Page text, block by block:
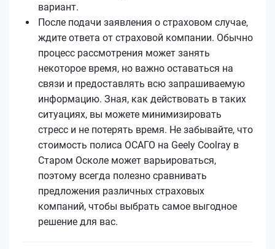
вариант.
После подачи заявления о страховом случае,
ждите ответа от страховой компании. Обычно
процесс рассмотрения может занять
некоторое время, но важно оставаться на
связи и предоставлять всю запрашиваемую
информацию. Зная, как действовать в таких
ситуациях, вы можете минимизировать
стресс и не потерять время. Не забывайте, что
стоимость полиса ОСАГО на Geely Coolray в
Старом Осколе может варьироваться,
поэтому всегда полезно сравнивать
предложения различных страховых
компаний, чтобы выбрать самое выгодное
решение для вас.